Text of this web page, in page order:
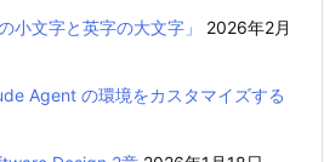
小文字と英字の大文字」
2026年2月
Agent の環境をカスタマイズする